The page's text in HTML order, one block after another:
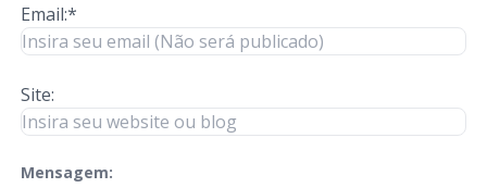
Email:*
Site:
Mensagem:
check-terms